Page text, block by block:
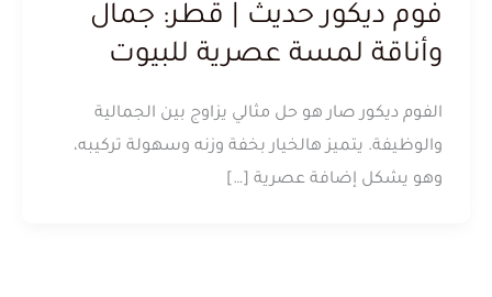
فوم ديكور حديث | قطر: جمال
وأناقة لمسة عصرية للبيوت
الفوم ديكور صار هو حل مثالي يزاوج بين الجمالية
والوظيفة. يتميز هالخيار بخفة وزنه وسهولة تركيبه،
وهو يشكل إضافة عصرية […]